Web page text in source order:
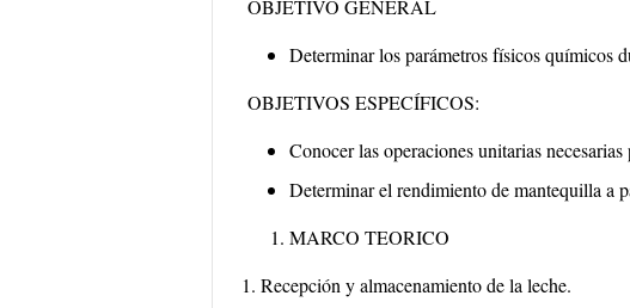
OBJETIVO GENERAL
Determinar los parámetros físicos químicos
OBJETIVOS ESPECÍFICOS:
Conocer las operaciones unitarias
Determinar el rendimiento de mantequilla a
MARCO TEORICO
1. Recepción y almacenamiento de la leche.